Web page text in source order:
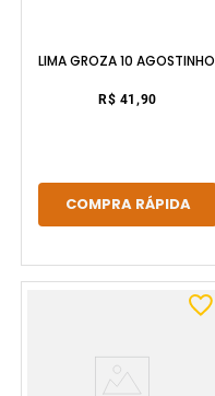
LIMA GROZA 10 AGOSTINHO
R$ 41,90
COMPRA RÁPIDA